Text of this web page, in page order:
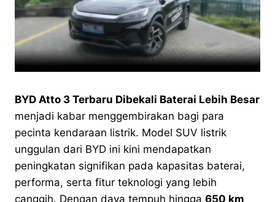
BYD Atto 3 Terbaru Dibekali Baterai Lebih Besar
menjadi kabar menggembirakan bagi para
pecinta kendaraan listrik. Model SUV listrik
unggulan dari BYD ini kini mendapatkan
peningkatan signifikan pada kapasitas baterai,
performa, serta fitur teknologi yang lebih
canggih. Dengan daya tempuh hingga 650 km